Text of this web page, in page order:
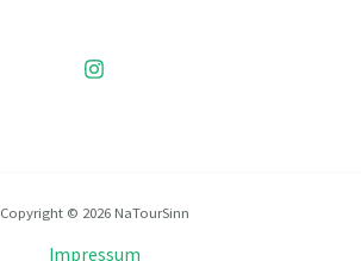
Copyright © 2026 NaTourSinn
Impressum